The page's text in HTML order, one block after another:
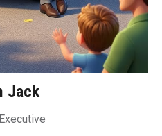
Jack